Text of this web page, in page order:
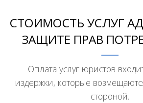
СТОИМОСТЬ УСЛУГ
ЗАЩИТЕ ПРАВ
Оплата услуг юристов
издержки, которые
стороной.